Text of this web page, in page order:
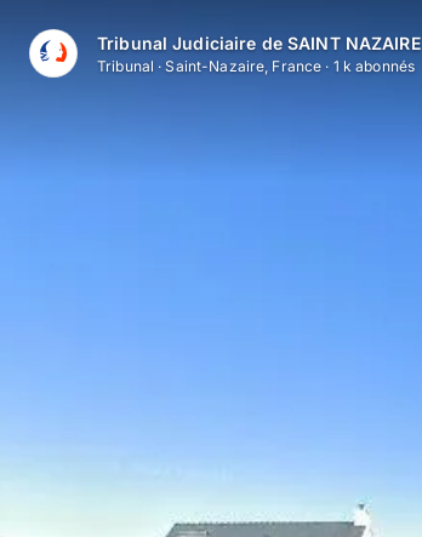
Tribunal Judiciaire de SAINT NAZAIRE
Tribunal ·Saint-Nazaire, France · 1 k abonnés